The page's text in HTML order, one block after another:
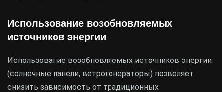
Использование возобновляемых
источников энергии
Использование возобновляемых источников энергии
(солнечные панели, ветрогенераторы) позволяет
снизить зависимость от традиционных